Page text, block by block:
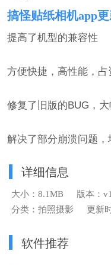
搞怪贴纸相机app
提高了机型的兼容性
方便快捷，高性能，占
修复了旧版的BUG，
解决了部分崩溃问题
详细信息
大小：8.1MB
版本：
分类：拍照摄影
更新
软件推荐